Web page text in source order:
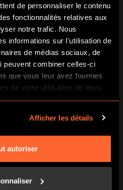
de personnaliser le contenu
fonctionnalités relatives aux
notre trafic. Nous
informations sur l'utilisation de
de médias sociaux, de
peuvent combiner celles-ci
que vous leur avez fournies
de votre utilisation de leurs
Afficher les détails
autoriser
ICI SUR LE SCÉNARIO
pour vous ?
si besoin pour un conseil
CHOISIR : CRITÈRES
c’est important à 2
voulez pas être frustrés
une salle avec des énigmes